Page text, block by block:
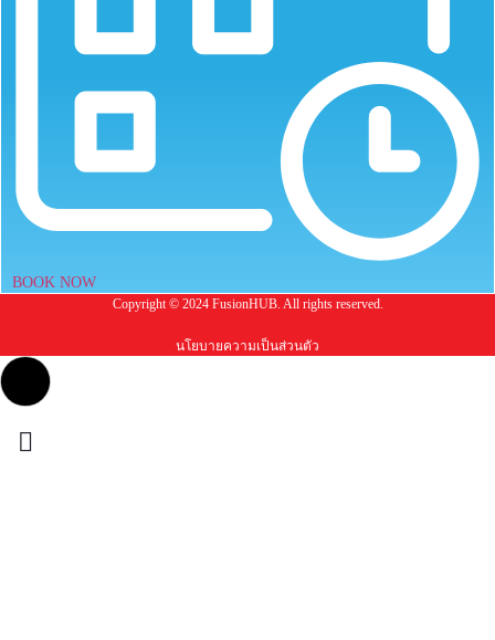
BOOK NOW
Copyright © 2024 FusionHUB. All rights reserved.
นโยบายความเป็นส่วนตัว